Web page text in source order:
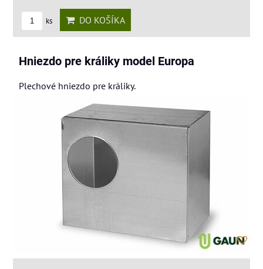
ks DO KOŠÍKA
Hniezdo pre králiky model Europa
Plechové hniezdo pre králiky.